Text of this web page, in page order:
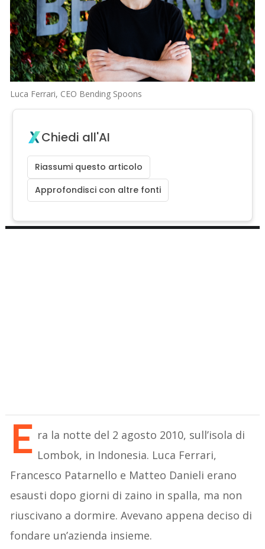
Luca Ferrari, CEO Bending Spoons
Chiedi all'AI
Riassumi questo articolo
Approfondisci con altre fonti
E ra la notte del 2 agosto 2010, sull’isola di
Lombok, in Indonesia. Luca Ferrari,
Francesco Patarnello e Matteo Danieli erano
esausti dopo giorni di zaino in spalla, ma non
riuscivano a dormire. Avevano appena deciso di
fondare un’azienda insieme.